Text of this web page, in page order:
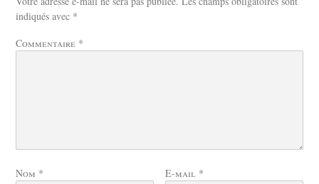
indiqués avec *
Commentaire *
Nom * E-mail *